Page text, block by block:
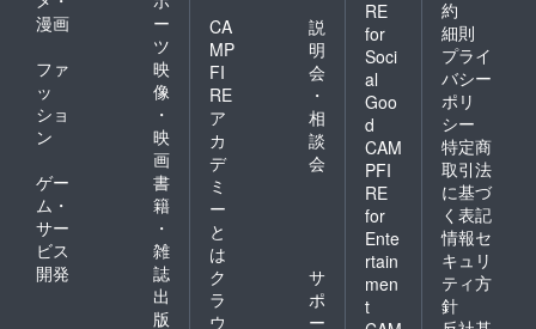
漫画
ー
ツ
ファ
ッ
ショ
ン
映
像
・
映
画
ゲー
ム・
サー
ビス
開発
書
籍
・
雑
誌
出
版
CA
MP
FI
RE
ア
カ
デ
ミ
ー
と
は
説
明
会
・
相
談
会
ク
ラ
ウ
サ
ポ
ー
RE
for
Soci
al
Goo
d
CAM
PFI
RE
for
Ente
rtain
men
t
約
細則
プライ
バシー
ポリ
シー
特定商
取引法
に基づ
く表記
情報セ
キュリ
ティ方
針